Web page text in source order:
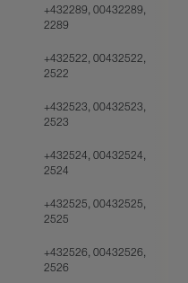
+432289, 00432289,
2289
+432522, 00432522,
2522
+432523, 00432523,
2523
+432524, 00432524,
2524
+432525, 00432525,
2525
+432526, 00432526,
2526